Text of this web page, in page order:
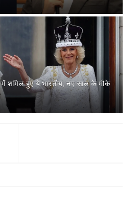
में शमिल हुए ये भारतीय, नए साल के मौके